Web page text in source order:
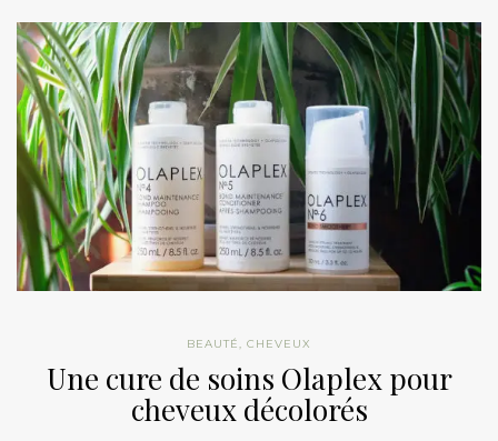
BEAUTÉ, CHEVEUX
Une cure de soins Olaplex pour
cheveux décolorés